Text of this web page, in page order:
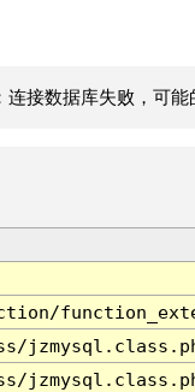
连接数据库失败，可